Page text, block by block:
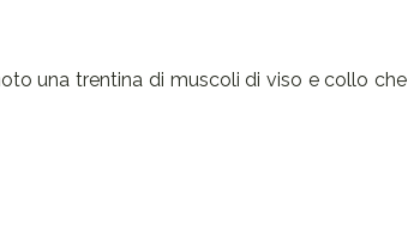
una trentina di muscoli di viso e collo che